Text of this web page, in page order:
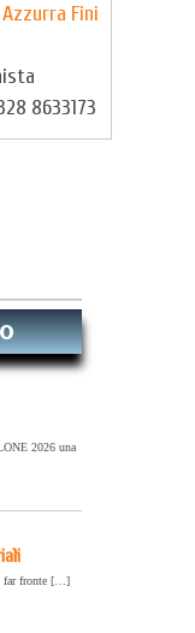
Fini
8633173
2026 una
far fronte […]